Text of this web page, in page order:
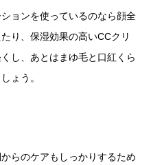
ョンを使っているのなら顔全
り、保湿効果の高いCCクリ
し、あとはまゆ毛と口紅くら
ょう。
らのケアもしっかりするため